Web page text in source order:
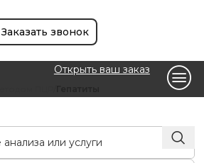
Заказать звонок
Открыть ваш заказ